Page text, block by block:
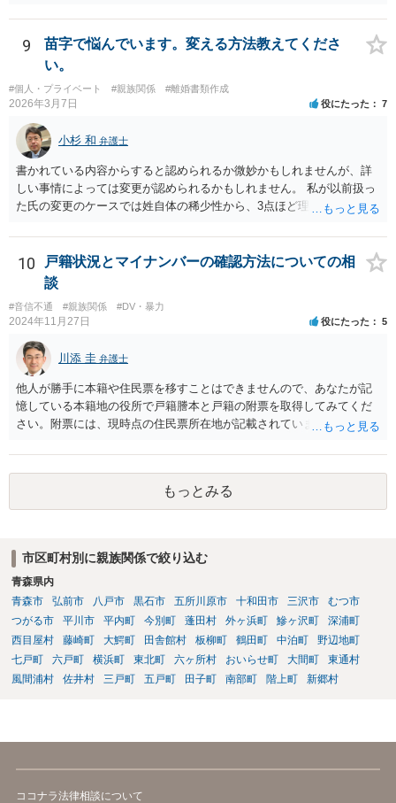
的な根拠が弱いように思われます。Aが慰謝料を請求しない場合であっ
ても、Aが「今後、妻に私的に接触しないでほしい」という通知・警告
を送付することを弁護士に依頼すること自体は考えられます。ただ、
の対応方針を整理することが必要となります。ですので、まずはAの希
望等を確認し、必要に応じて、A本人が弁護士に相談するというのがよ
いように思われます。
9
苗字で悩んでいます。変える方法教えてくださ
い。
#個人・プライベート #親族関係 #離婚書類作成
2026年3月7日 役にたった 7
小杉 和 弁護士
書かれている内容からすると認められるか微妙かもしれませんが、詳
しい事情によっては変更が認められるかもしれません。 私が以前扱っ
た氏の変更のケースでは姓自体の稀少性から、3点ほど理由を上申する
ら2か月かからずに氏の変更許可の審判が出ています。
10
戸籍状況とマイナンバーの確認方法についての相
談
#音信不通 #親族関係 #DV・暴力
2024年11月27日 役にたった 5
川添 圭 弁護士
他人が勝手に本籍や住民票を移すことはできませんので、あなたが記
憶している本籍地の役所で戸籍謄本と戸籍の附票を取得してみてくだ
さい。附票には、現時点の住民票所在地が記載されています。
もっとみる
市区町村別に親族関係で絞り込む
青森県内
青森市
弘前市 八戸市 黒石市 五所川原市 十和田市 三沢市
むつ市
つがる市
平川市 平内町 今別町 蓬田村 外ヶ浜町 鰺ヶ沢町
深浦町
西目屋村
藤崎町 大鰐町 田舎館村 板柳町 鶴田町 中泊町
野辺地町
七戸町
六戸町 横浜町 東北町 六ヶ所村 おいらせ町 大間町
東通村
風間浦村
佐井村 三戸町 五戸町 田子町 南部町 階上町 新郷村
ココナラ法律相談について